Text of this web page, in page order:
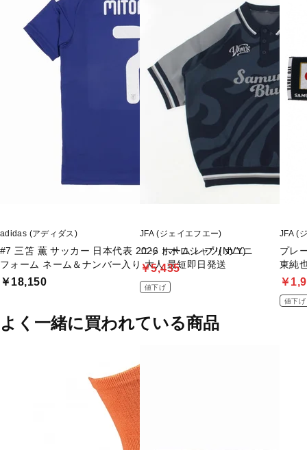
adidas (アディダス)
#7 三笘 薫 サッカー 日本代表 2026 ホーム レプリカユニ
フォーム ネーム＆ナンバー入り 大人 最短即日発送
￥18,150
JFA (ジェイエフエー)
ニットポロシャツ(NVY)
￥5,435
値下げ
JFA (
プレ
東純
￥
値下げ
よく一緒に買われている商品